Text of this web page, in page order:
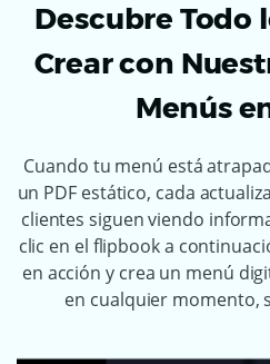
Descubre Todo
Crear con
Menús
Cuando tu menú está
un PDF estático, cada
clientes siguen viendo
clic en el flipbook a
en acción y crea un menú
en cualquier momento,